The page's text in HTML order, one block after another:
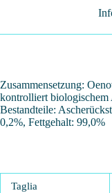
Zusammensetzung:
kontrolliert
Bestandteile:
0,2%, Fettgehalt: 99,0%
Taglia